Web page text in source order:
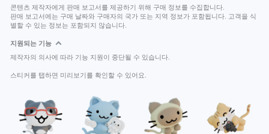
콘텐츠 제작자에게 판매 보고서를 제공하기 위해 구매 정보를 수집합니다.
판매 보고서에는 구매 날짜와 구매자의 국가 또는 지역 정보가 포함됩니다. 고객을 식
별할 수 있는 정보는 포함되지 않습니다.
지원되는 기능
제작자의 의사에 따라 기능 지원이 중단될 수 있습니다.
스티커를 탭하면 미리보기를 확인할 수 있어요.